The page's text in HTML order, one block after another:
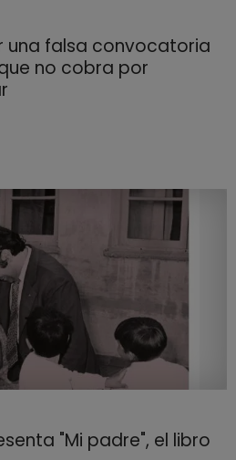
una falsa convocatoria
no cobra por
"Mi padre", el libro